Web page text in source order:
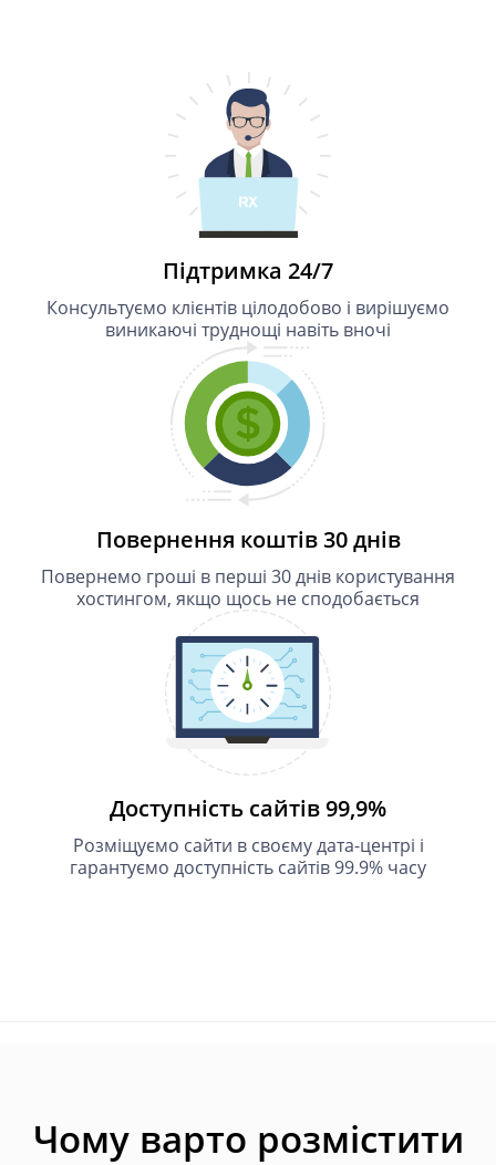
Підтримка 24/7
Консультуємо клієнтів цілодобово і вирішуємо
виникаючі труднощі навіть вночі
Повернення коштів 30 днів
Повернемо гроші в перші 30 днів користування
хостингом, якщо щось не сподобається
Доступність сайтів 99,9%
Розміщуємо сайти в своєму дата-центрі і
гарантуємо доступність сайтів 99.9% часу
Чому варто розмістити